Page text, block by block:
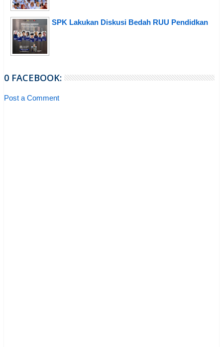
SPK Lakukan Diskusi Bedah RUU Pendidkan
0 FACEBOOK:
Post a Comment